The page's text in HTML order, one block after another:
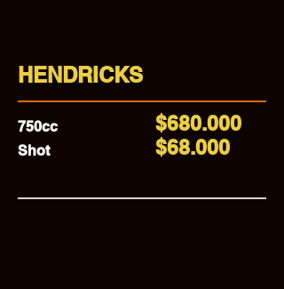
HENDRICKS
750cc
Shot
$680.000
$68.000